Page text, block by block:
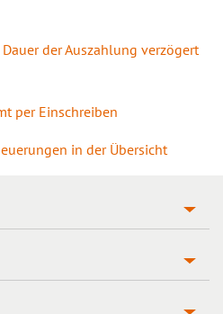
der Auszahlung verzögert
per Einschreiben
in der Übersicht